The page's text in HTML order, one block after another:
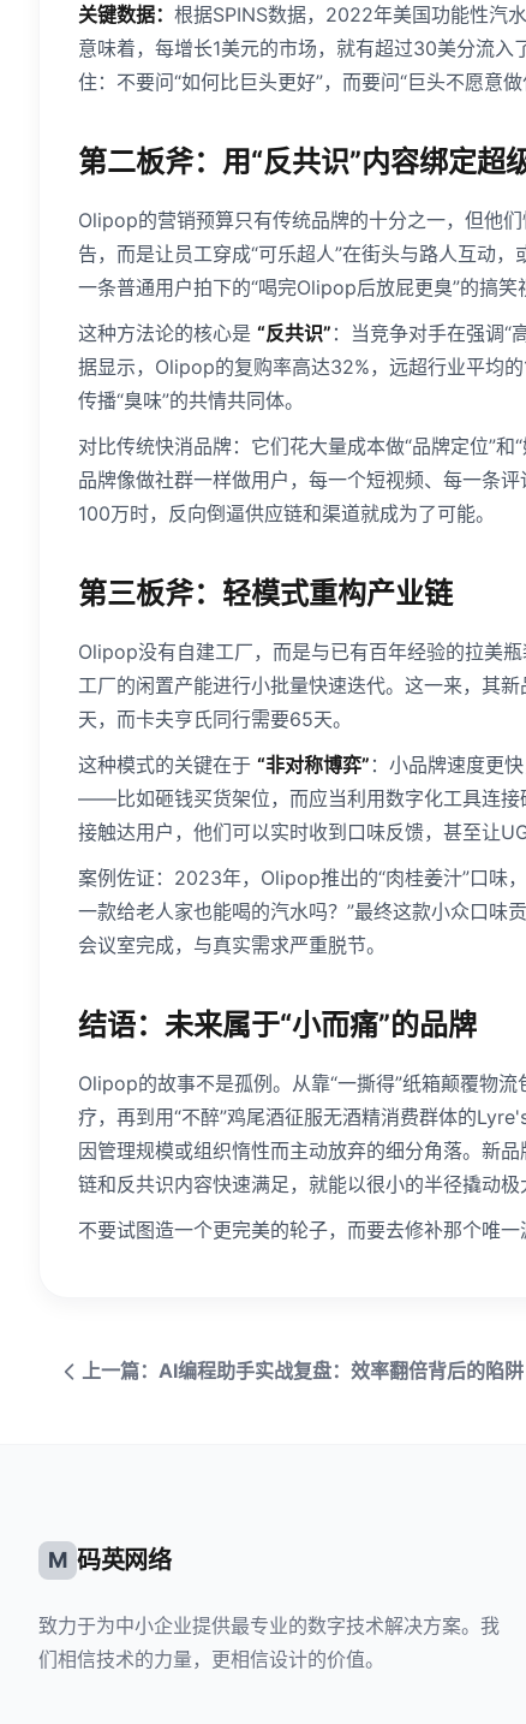
关键数据： 根据SPINS数据，2022年美国功能性汽
意味着，每增长1美元的市场，就有超过30美分流
住：不要问“如何比巨头更好”，而要问“巨头不愿意做
第二板斧：用“反共识”内容绑定超
Olipop的营销预算只有传统品牌的十分之一，但他
告，而是让员工穿成“可乐超人”在街头与路人互动
一条普通用户拍下的“喝完Olipop后放屁更臭”的搞
这种方法论的核心是 “反共识” ：当竞争对手在强调“
据显示，Olipop的复购率高达32%，远超行业平均
传播“臭味”的共情共同体。
对比传统快消品牌：它们花大量成本做“品牌定位”
品牌像做社群一样做用户，每一个短视频、每一条
100万时，反向倒逼供应链和渠道就成为了可能。
第三板斧：轻模式重构产业链
Olipop没有自建工厂，而是与已有百年经验的拉美
工厂的闲置产能进行小批量快速迭代。这一来，其
天，而卡夫亨氏同行需要65天。
这种模式的关键在于 “非对称博弈” ：小品牌速度更
——比如砸钱买货架位，而应当利用数字化工具连
接触达用户，他们可以实时收到口味反馈，甚至让
案例佐证：2023年，Olipop推出的“肉桂姜汁”口味
一款给老人家也能喝的汽水吗？”最终这款小众口味
会议室完成，与真实需求严重脱节。
结语：未来属于“小而痛”的品牌
Olipop的故事不是孤例。从靠“一撕得”纸箱颠覆物
疗，再到用“不醉”鸡尾酒征服无酒精消费群体的
因管理规模或组织惰性而主动放弃的细分角落。新
链和反共识内容快速满足，就能以很小的半径撬动极
不要试图造一个更完美的轮子，而要去修补那个唯
上一篇：AI编程助手实战复盘：效率翻倍背后的陷阱
M 码英网络
致力于为中小企业提供最专业的数字技术解决方案。我
们相信技术的力量，更相信设计的价值。